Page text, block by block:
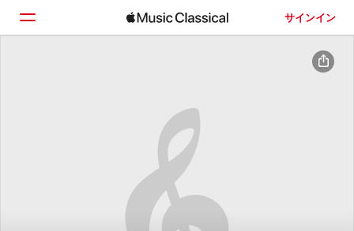
サインイン